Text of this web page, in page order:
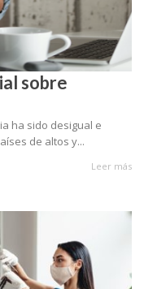
sobre
ha sido desigual e
de altos y...
Leer más